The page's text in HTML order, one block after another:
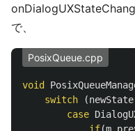
で、
PosixQueue.cpp
void
switch
(newState
case